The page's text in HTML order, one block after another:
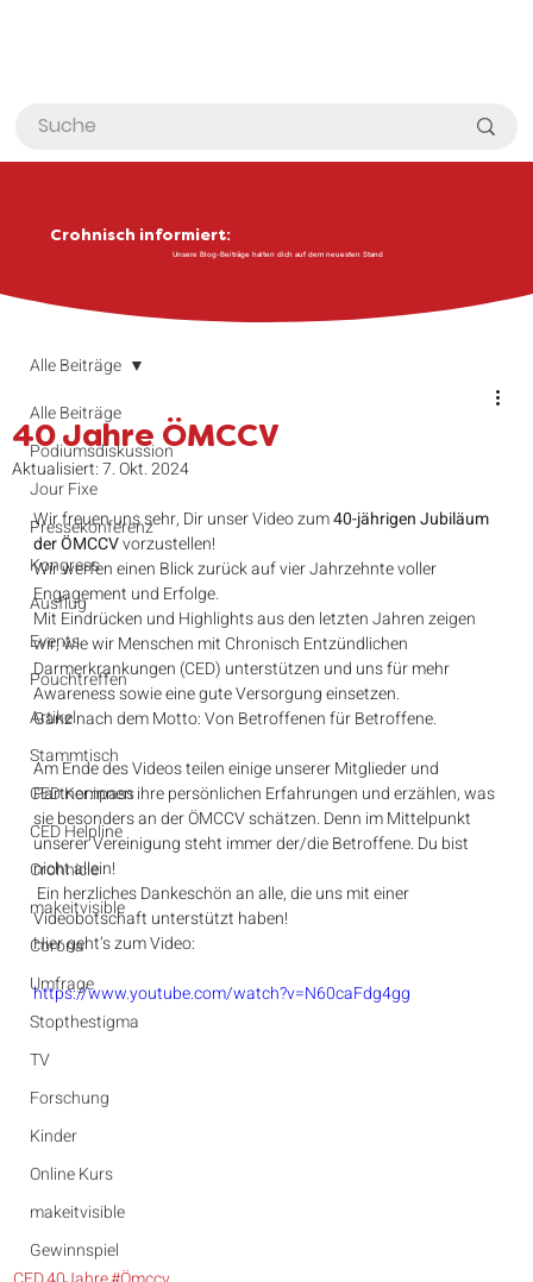
Crohnisch informiert:
Unsere Blog-Beiträge halten dich auf dem neuesten Stand
Alle Beiträge
Podiumsdiskussion
Jour Fixe
Pressekonferenz
Kongress
Ausflug
Events
Pouchtreffen
Artikel
Stammtisch
CED Kompass
CED Helpline
Crohnicle
makeitvisible
Corona
Umfrage
Stopthestigma
TV
Forschung
Kinder
Online Kurs
makeitvisible
Gewinnspiel
Alle Beiträge
40 Jahre ÖMCCV
Aktualisiert:7. Okt. 2024
Wir freuen uns sehr, Dir unser Video zum 40-jährigen Jubiläum
der ÖMCCV vorzustellen!
Wir werfen einen Blick zurück auf vier Jahrzehnte voller
Engagement und Erfolge.
Mit Eindrücken und Highlights aus den letzten Jahren zeigen
wir, wie wir Menschen mit Chronisch Entzündlichen
Darmerkrankungen (CED) unterstützen und uns für mehr
Awareness sowie eine gute Versorgung einsetzen.
Ganz nach dem Motto: Von Betroffenen für Betroffene.
Am Ende des Videos teilen einige unserer Mitglieder und
Partner:innen ihre persönlichen Erfahrungen und erzählen, was
sie besonders an der ÖMCCV schätzen. Denn im Mittelpunkt
unserer Vereinigung steht immer der/die Betroffene. Du bist
nicht allein!
Ein herzliches Dankeschön an alle, die uns mit einer
Videobotschaft unterstützt haben!
Hier geht’s zum Video:
https://www.youtube.com/watch?v=N60caFdg4gg